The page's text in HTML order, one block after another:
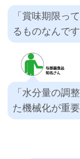
「賞味期限っ
るものなんです
「水分量の調
た機械化が重